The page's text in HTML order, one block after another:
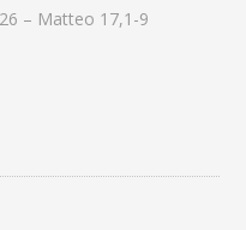
– Matteo 17,1-9